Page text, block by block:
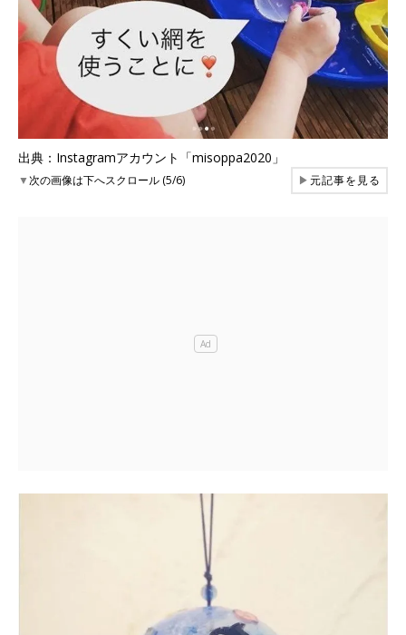
出典：Instagramアカウント「misoppa2020」
▼次の画像は下へスクロール (5/6) ▶元記事を見る